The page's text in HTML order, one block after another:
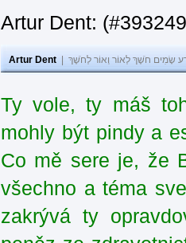
Artur Dent:
Artur Dent שָׂמִים חֹשֶׁךְ לְאוֹר וְאוֹר לְחֹשֶׁךְ
Ty vole, ty máš
mohly být pindy a
Co mě sere je, že
všechno a téma
zakrývá ty